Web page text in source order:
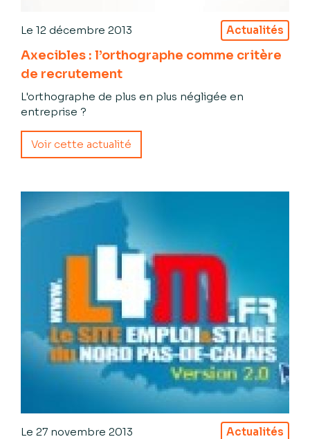
Le 12 décembre 2013 Actualités
Axecibles : l’orthographe comme critère
de recrutement
L'orthographe de plus en plus négligée en
entreprise ?
Voir cette actualité
Le 27 novembre 2013 Actualités